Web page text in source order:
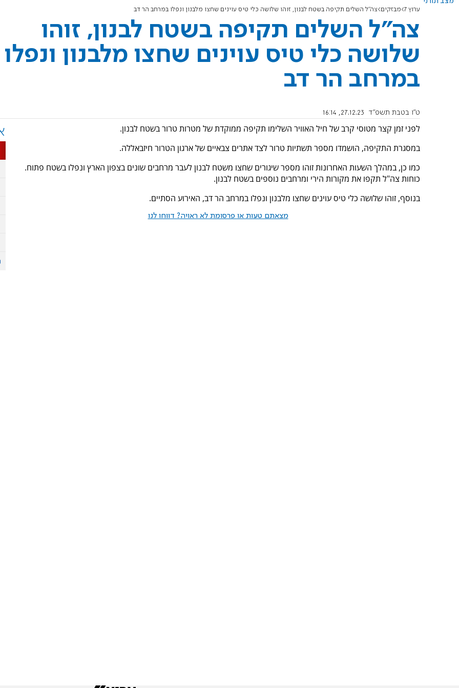
ערוץ 7 מבזקים צה"ל השלים תקיפה בשטח לבנון, זוהו שלושה כלי טיס עוינים שחצו מלבנון ונפלו במרחב הר דב
צה"ל השלים תקיפה בשטח לבנון, זוהו
שלושה כלי טיס עוינים שחצו מלבנון ונפלו
במרחב הר דב
ט"ו בטבת תשפ"ד 27.12.23, 16:14
לפני זמן קצר מטוסי קרב של חיל האוויר השלימו תקיפה ממוקדת של מטרות טרור בשטח לבנון.
במסגרת התקיפה, הושמדו מספר תשתיות טרור לצד אתרים צבאיים של ארגון הטרור חיזבאללה.
כמו כן, במהלך השעות האחרונות זוהו מספר שיגורים שחצו משטח לבנון לעבר מרחבים שונים בצפון הארץ ונפלו בשטח פתוח.
כוחות צה"ל תקפו את מקורות הירי ומרחבים נוספים בשטח לבנון.
בנוסף, זוהו שלושה כלי טיס עוינים שחצו מלבנון ונפלו במרחב הר דב, האירוע הסתיים.
מצאתם טעות או פרסומת לא ראויה? דווחו לנו